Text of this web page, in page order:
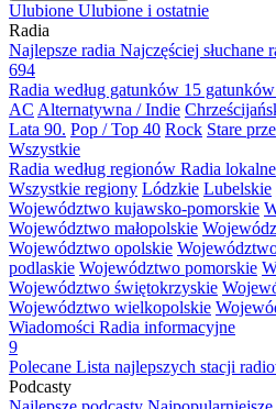
Ulubione Ulubione i ostatnie
Radia
Najlepsze radia Najczęściej słuchane
694
Radia według gatunków 15
AC Alternatywna / Indie
Lata 90. Pop / Top 40 Rock Stare
Wszystkie
Radia według regionów Radia lokalne
Wszystkie regiony Lódzkie Lubelskie
Województwo kujawsko-pomorskie
Województwo małopolskie
Województwo opolskie
podlaskie Województwo pomorskie
Województwo świętokrzyskie
Województwo wielkopolskie
Wiadomości Radia informacyjne
9
Polecane Lista najlepszych stacji
Podcasty